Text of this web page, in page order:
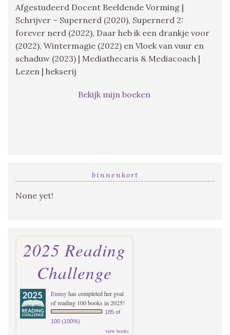
Afgestudeerd Docent Beeldende Vorming |
Schrijver – Supernerd (2020), Supernerd 2:
forever nerd (2022), Daar heb ik een drankje voor
(2022), Wintermagie (2022) en Vloek van vuur en
schaduw (2023) | Mediathecaris & Mediacoach |
Lezen | hekserij
Bekijk mijn boeken
binnenkort
None yet!
2025 Reading
Challenge
Emmyhas completed her goal
of reading 100 books in 2025!
185 of
100 (100%)
view books